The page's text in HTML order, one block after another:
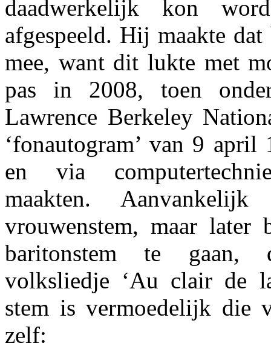
daadwerkelijk kon
afgespeeld. Hij maakte
mee, want dit lukte met
pas in 2008, toen
Lawrence Berkeley
‘fonautogram’ van 9 april
en via
maakten.
vrouwenstem, maar later
baritonstem te gaan,
volksliedje ‘Au clair de
stem is vermoedelijk die
zelf: